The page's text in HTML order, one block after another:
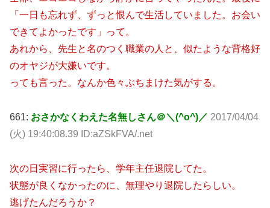
「一日も忘れず、ずっと恨んで生活していました。お会い
できてよかったです」って。
あれから、先生と名のつく職業の人と、似たような背格好
のオヤジが大嫌いです。
っても言った。なんか色々ぶちまけた気がする。
661: おさかなくわえた名無しさん＠＼(^o^)／ 2017/04/04
(火) 19:40:08.39 ID:aZSkFVA/.net
次の日実習に行ったら、学年主任退院してた。
状態が良くなかったのに、無理やり退院したらしい。
逃げたんだろうか？